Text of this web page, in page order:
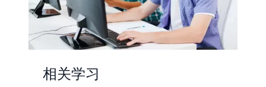
相关学习